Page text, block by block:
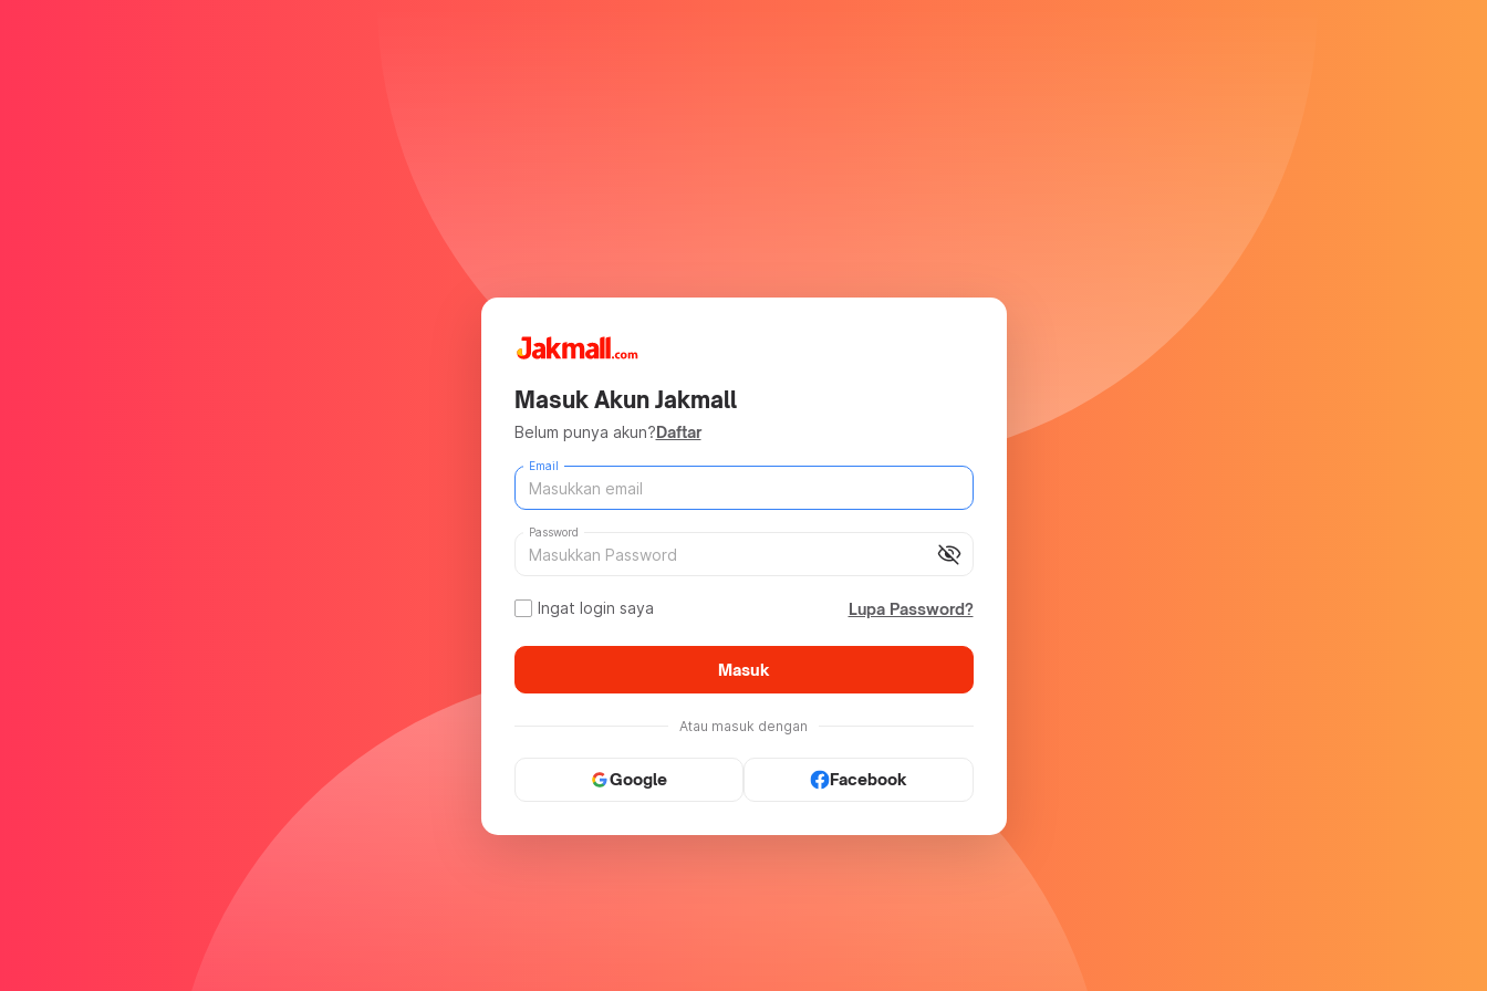
Masuk Akun Jakmall
Belum punya akun?Daftar
Email
visibility_off
Password
Ingat login saya Lupa Password?
Masuk
Atau masuk dengan
Google Facebook